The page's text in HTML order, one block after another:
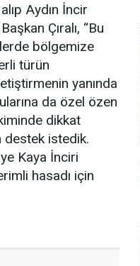
Aydın İncir
Çıralı, “Bu
bölgemize
türün
yanında
da özel özen
dikkat
destek istedik.
Kaya İnciri
hasadı için